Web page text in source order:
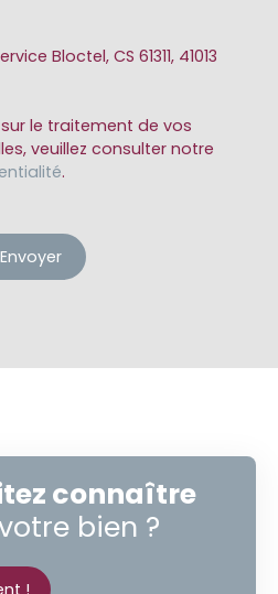
Bloctel, CS 61311, 41013
le traitement de vos
veuillez consulter notre
.
Envoyer
connaître
bien ?
!